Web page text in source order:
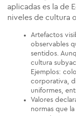
aplicadas es la de
niveles de cultura
Artefactos
observables
sentidos.
cultura
Ejemplos:
corporativa,
uniformes,
Valores
normas que